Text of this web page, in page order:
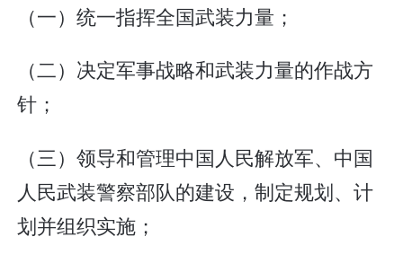
（一）统一指挥全国武装力量；
（二）决定军事战略和武装力量的作战方
针；
（三）领导和管理中国人民解放军、中国
人民武装警察部队的建设，制定规划、计
划并组织实施；